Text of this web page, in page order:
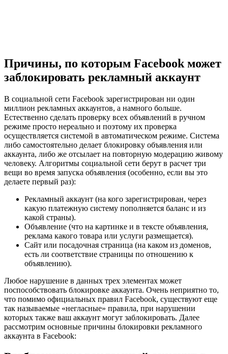
Причины, по которым Facebook может
заблокировать рекламный аккаунт
В социальной сети Facebook зарегистрирован ни один
миллион рекламных аккаунтов, а намного больше.
Естественно сделать проверку всех объявлений в ручном
режиме просто нереально и поэтому их проверка
осуществляется системой в автоматическом режиме. Система
либо самостоятельно делает блокировку объявления или
аккаунта, либо же отсылает на повторную модерацию живому
человеку. Алгоритмы социальной сети берут в расчет три
вещи во время запуска объявления (особенно, если вы это
делаете первый раз):
Рекламный аккаунт (на кого зарегистрирован, через
какую платежную систему пополняется баланс и из
какой страны).
Объявление (что на картинке и в тексте объявления,
реклама какого товара или услуги размещается).
Сайт или посадочная страница (на каком из доменов,
есть ли соответствие страницы по отношению к
объявлению).
Любое нарушение в данных трех элементах может
поспособствовать блокировке аккаунта. Очень неприятно то,
что помимо официальных правил Facebook, существуют еще
так называемые «негласные» правила, при нарушении
которых также ваш аккаунт могут заблокировать. Далее
рассмотрим основные причины блокировки рекламного
аккаунта в Facebook: